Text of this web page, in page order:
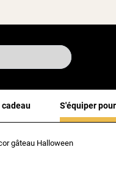
cadeau S'équiper
gâteau Halloween